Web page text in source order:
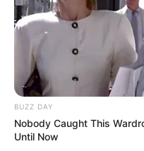
BUZZ DAY
Nobody Caught This
Until Now